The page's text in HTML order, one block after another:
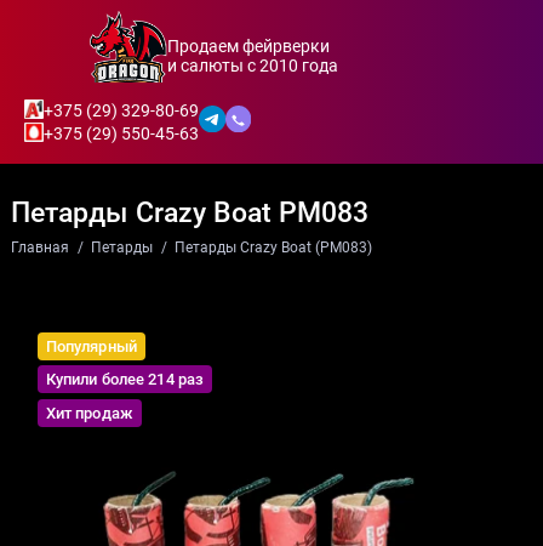
Продаем фейрверки
и салюты с 2010 года
+375 (29) 329-80-69
+375 (29) 550-45-63
Петарды Crazy Boat PM083
Главная Петарды Петарды Crazy Boat (PM083)
Популярный
Купили более 214 раз
Хит продаж